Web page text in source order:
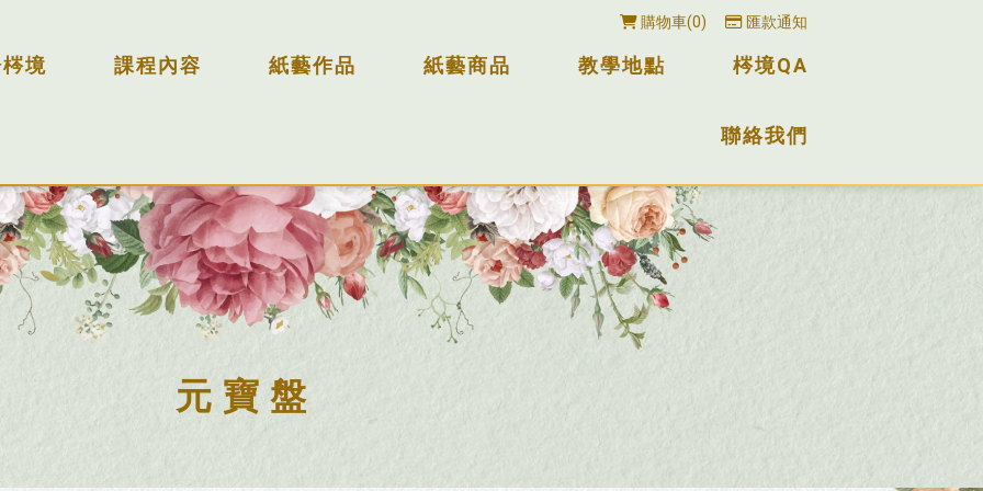
購物車 0 匯款通知
境 課程內容 紙藝作品 紙藝商品 教學地點 梣境QA
聯絡我們
元寶盤